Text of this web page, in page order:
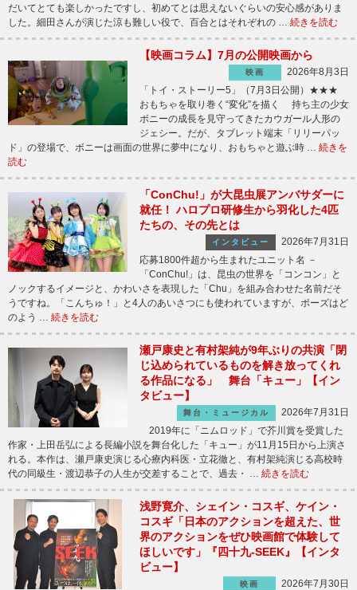
だいてとても楽しかったですし、初めてとは思えないぐらいの安心感がありま
した。細田さんが演じた涼も難しい役で、百合とはそれぞれの … 続きを読む
【映画コラム】7月の公開映画から
映画
2026年8月3日
「トイ・ストーリー5」（7月3日公開）★★★
おもちゃを取り巻く“変化”を描く 持ち主の少女
ボニーの成長を見守ってきたカウガール人形の
ジェシー。だが、タブレット端末「リリーパッ
ド」の登場で、ボニーは画面の世界に夢中になり、おもちゃと遊ぶ時 … 続きを
読む
「ConChu!」が大昆虫展アンバサダーに
就任！ ハロプロ研修生から羽化した4匹
たちの、その先とは
インタビュー
2026年7月31日
応募1800件超から生まれたユニット名 －
「ConChu!」は、昆虫の世界を「コンコン」と
ノックするイメージと、かわいさを表現した「Chu」を組み合わせた名前だそ
うですね。「こんちゅ！」と4人のあいさつにも使われていますが、ポーズはど
のよう … 続きを読む
瀬戸康史と有村架純が9年ぶりの共演「閉
じ込められているものを解き放ってくれ
る作品になる」 舞台「キュー」【イン
タビュー】
舞台・ミュージカル
2026年7月31日
2019年に「ニムロッド」で芥川賞を受賞した
作家・上田岳弘による長編小説を舞台化した「キュー」が11月15日から上演さ
れる。本作は、瀬戸康史演じる心療内科医・立花徹と、有村架純演じる高校時
代の同級生・渡辺恭子の人生が交差することで、過去・ … 続きを読む
浅野寛介、シェイン・コスギ、ケイン・
コスギ「日本のアクションを超えた、世
界のアクションをぜひ映画館で体験して
ほしいです」『四十九-SEEK』【インタ
ビュー】
映画
2026年7月30日